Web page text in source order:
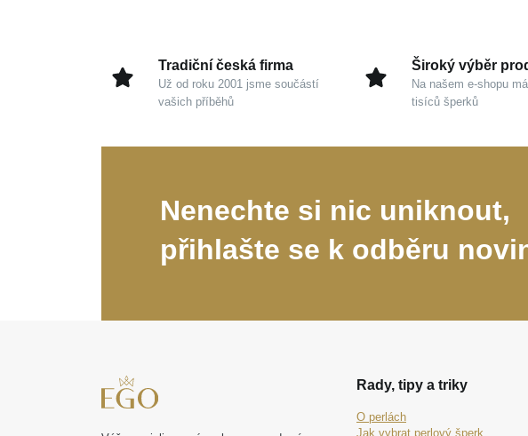
Tradiční česká firma
Už od roku 2001 jsme součástí
vašich příběhů
Široký výběr
Na našem e-shopu
tisíců šperků
Nenechte si nic uniknout,
přihlašte se k odběru
Rady, tipy a triky
O perlách
Jak vybrat perlový šperk